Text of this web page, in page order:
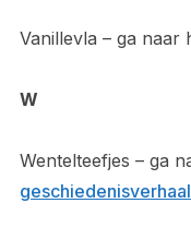
Vanillevla – ga naar
W
Wentelteefjes – ga